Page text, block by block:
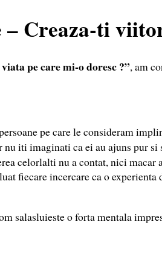
Creaza-ti
pe care mi-o doresc ?”, am
pe care le consideram
nu iti imaginati ca ei au ajuns pur
celorlalti nu a contat, nici
fiecare incercare ca o
salasluieste o forta mentala